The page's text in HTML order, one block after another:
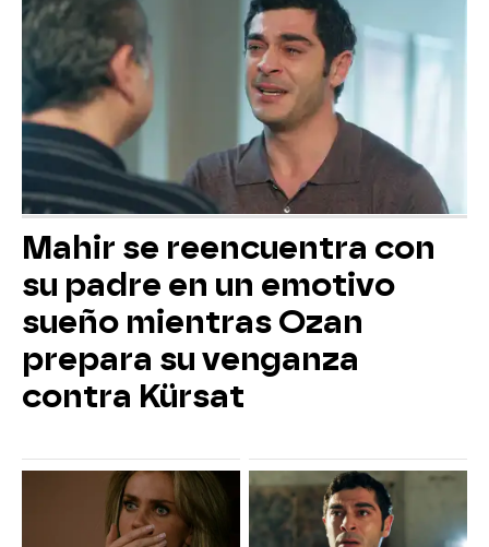
Mahir se reencuentra con
su padre en un emotivo
sueño mientras Ozan
prepara su venganza
contra Kürsat